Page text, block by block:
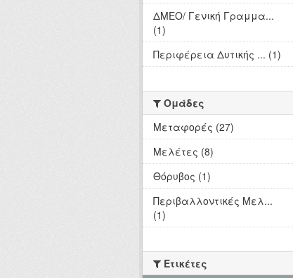
ΔΜΕΟ/ Γενική Γραμμα...
(1)
Περιφέρεια Δυτικής ... (1)
Ομάδες
Μεταφορές (27)
Μελέτες (8)
Θόρυβος (1)
Περιβαλλοντικές Μελ...
(1)
Ετικέτες